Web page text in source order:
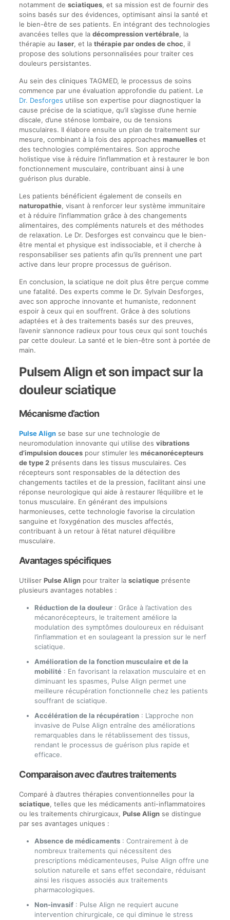
notamment de sciatiques, et sa mission est de fournir des
soins basés sur des évidences, optimisant ainsi la santé et
le bien-être de ses patients. En intégrant des technologies
avancées telles que la décompression vertébrale, la
thérapie au laser, et la thérapie par ondes de choc, il
propose des solutions personnalisées pour traiter ces
douleurs persistantes.
Au sein des cliniques TAGMED, le processus de soins
commence par une évaluation approfondie du patient. Le
Dr. Desforges utilise son expertise pour diagnostiquer la
cause précise de la sciatique, qu’il s’agisse d’une hernie
discale, d’une sténose lombaire, ou de tensions
musculaires. Il élabore ensuite un plan de traitement sur
mesure, combinant à la fois des approaches manuelleset
des technologies complémentaires. Son approche
holistique vise à réduire l’inflammation et à restaurer le bon
fonctionnement musculaire, contribuant ainsi à une
guérison plus durable.
Les patients bénéficient également de conseils en
naturopathie, visant à renforcer leur système immunitaire
et à réduire l’inflammation grâce à des changements
alimentaires, des compléments naturels et des méthodes
de relaxation. Le Dr. Desforges est convaincu que le bien-
être mental et physique est indissociable, et il cherche à
responsabiliser ses patients afin qu’ils prennent une part
active dans leur propre processus de guérison.
En conclusion, la sciatique ne doit plus être perçue comme
une fatalité. Des experts comme le Dr. Sylvain Desforges,
avec son approche innovante et humaniste, redonnent
espoir à ceux qui en souffrent. Grâce à des solutions
adaptées et à des traitements basés sur des preuves,
l’avenir s’annonce radieux pour tous ceux qui sont touchés
par cette douleur. La santé et le bien-être sont à portée de
main.
Pulsem Align et son impact sur la
douleur sciatique
Mécanisme d’action
Pulse Alignse base sur une technologie de
neuromodulation innovante qui utilise des vibrations
d’impulsion doucespour stimuler les mécanorécepteurs
de type 2présents dans les tissus musculaires. Ces
récepteurs sont responsables de la détection des
changements tactiles et de la pression, facilitant ainsi une
réponse neurologique qui aide à restaurer l’équilibre et le
tonus musculaire. En générant des impulsions
harmonieuses, cette technologie favorise la circulation
sanguine et l’oxygénation des muscles affectés,
contribuant à un retour à l’état naturel d’équilibre
musculaire.
Avantages spécifiques
Utiliser Pulse Alignpour traiter la sciatiqueprésente
plusieurs avantages notables :
Réduction de la douleur: Grâce à l’activation des
mécanorécepteurs, le traitement améliore la
modulation des symptômes douloureux en réduisant
l’inflammation et en soulageant la pression sur le nerf
sciatique.
Amélioration de la fonction musculaire et de la
mobilité: En favorisant la relaxation musculaire et en
diminuant les spasmes, Pulse Align permet une
meilleure récupération fonctionnelle chez les patients
souffrant de sciatique.
Accélération de la récupération: L’approche non
invasive de Pulse Align entraîne des améliorations
remarquables dans le rétablissement des tissus,
rendant le processus de guérison plus rapide et
efficace.
Comparaison avec d’autres traitements
Comparé à d’autres thérapies conventionnelles pour la
sciatique, telles que les médicaments anti-inflammatoires
ou les traitements chirurgicaux, Pulse Alignse distingue
par ses avantages uniques :
Absence de médicaments: Contrairement à de
nombreux traitements qui nécessitent des
prescriptions médicamenteuses, Pulse Align offre une
solution naturelle et sans effet secondaire, réduisant
ainsi les risques associés aux traitements
pharmacologiques.
Non-invasif: Pulse Align ne requiert aucune
intervention chirurgicale, ce qui diminue le stress